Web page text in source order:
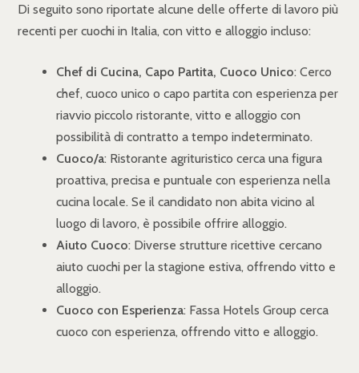
Di seguito sono riportate alcune delle offerte di lavoro più
recenti per cuochi in Italia, con vitto e alloggio incluso:
Chef di Cucina, Capo Partita, Cuoco Unico: Cerco
chef, cuoco unico o capo partita con esperienza per
riavvio piccolo ristorante, vitto e alloggio con
possibilità di contratto a tempo indeterminato.
Cuoco/a: Ristorante agrituristico cerca una figura
proattiva, precisa e puntuale con esperienza nella
cucina locale. Se il candidato non abita vicino al
luogo di lavoro, è possibile offrire alloggio.
Aiuto Cuoco: Diverse strutture ricettive cercano
aiuto cuochi per la stagione estiva, offrendo vitto e
alloggio.
Cuoco con Esperienza: Fassa Hotels Group cerca
cuoco con esperienza, offrendo vitto e alloggio.